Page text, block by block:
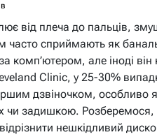
від плеча до пальців,
часто сприймають як
комп’ютером, але іноді
Clinic, у 25-30%
дзвіночком, особливо
чи задишкою.
нешкідливий